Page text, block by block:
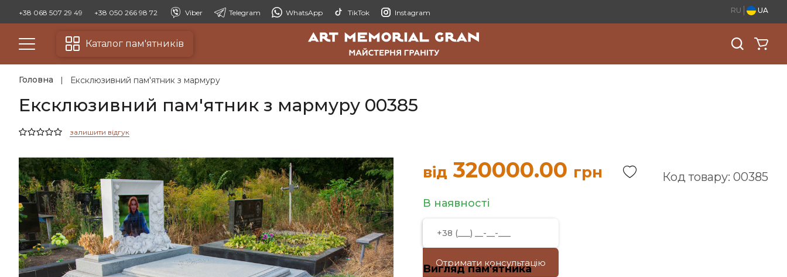
+38 068 507 29 49 +38 050 266 98 72 Viber Telegram WhatsApp TikTok Instagram RU UA
Каталог пам'ятників
Головна Ексклюзивний пам'ятник з мармуру
Ексклюзивний пам'ятник з мармуру 00385
залишити відгук
від 320000.00 грн Код товару: 00385
В наявності
Отримати консультацію
Вигляд пам'ятника